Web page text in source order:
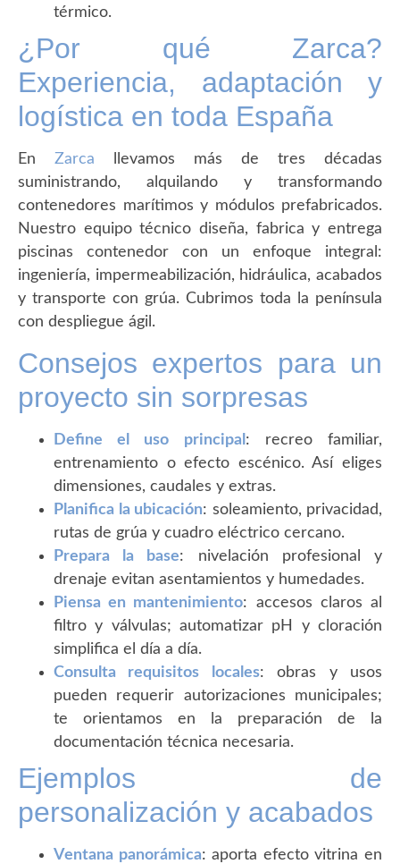
térmico.
¿Por qué Zarca?
Experiencia, adaptación y
logística en toda España
En Zarca llevamos más de tres décadas
suministrando, alquilando y transformando
contenedores marítimos y módulos prefabricados.
Nuestro equipo técnico diseña, fabrica y entrega
piscinas contenedor con un enfoque integral:
ingeniería, impermeabilización, hidráulica, acabados
y transporte con grúa. Cubrimos toda la península
con despliegue ágil.
Consejos expertos para un
proyecto sin sorpresas
Define el uso principal : recreo familiar,
entrenamiento o efecto escénico. Así eliges
dimensiones, caudales y extras.
Planifica la ubicación: soleamiento, privacidad,
rutas de grúa y cuadro eléctrico cercano.
Prepara la base: nivelación profesional y
drenaje evitan asentamientos y humedades.
Piensa en mantenimiento: accesos claros al
filtro y válvulas; automatizar pH y cloración
simplifica el día a día.
Consulta requisitos locales: obras y usos
pueden requerir autorizaciones municipales;
te orientamos en la preparación de la
documentación técnica necesaria.
Ejemplos de
personalización y acabados
Ventana panorámica: aporta efecto vitrina en